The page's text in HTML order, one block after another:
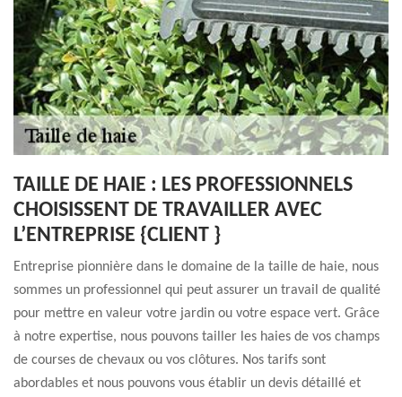
TAILLE DE HAIE : LES PROFESSIONNELS
CHOISISSENT DE TRAVAILLER AVEC
L’ENTREPRISE {CLIENT }
Entreprise pionnière dans le domaine de la taille de haie, nous
sommes un professionnel qui peut assurer un travail de qualité
pour mettre en valeur votre jardin ou votre espace vert. Grâce
à notre expertise, nous pouvons tailler les haies de vos champs
de courses de chevaux ou vos clôtures. Nos tarifs sont
abordables et nous pouvons vous établir un devis détaillé et